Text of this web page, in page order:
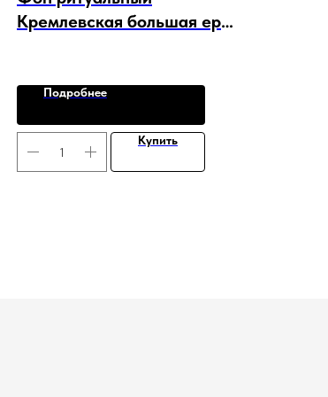
Кремлевская большая ерш/
Подробнее
Купить